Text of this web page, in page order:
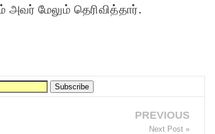
அவர் மேலும் தெரிவித்தார்.
PREVIOUS
Next Post »